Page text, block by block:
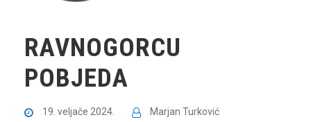
RAVNOGORCU
POBJEDA
19. veljače 2024.
Marjan Turković